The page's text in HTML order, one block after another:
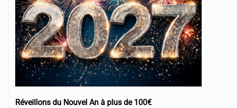
Réveillons du Nouvel An à plus de 100€